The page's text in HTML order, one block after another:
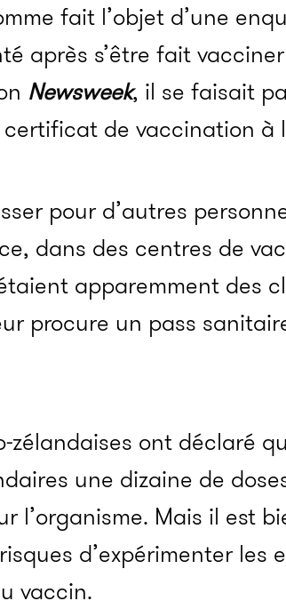
fait l’objet d’une
après s’être fait
Newsweek, il se faisait
de vaccination à
pour d’autres
dans des centres de
apparemment des
procure un pass
ont déclaré
une dizaine de
l’organisme. Mais il est
d’expérimenter les
vaccin.